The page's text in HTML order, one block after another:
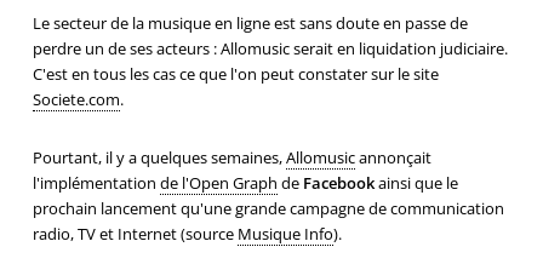
Le secteur de la musique en ligne est sans doute en passe de
perdre un de ses acteurs : Allomusic serait en liquidation judiciaire.
C'est en tous les cas ce que l'on peut constater sur le site
Societe.com.
Pourtant, il y a quelques semaines,Allomusicannonçait
l'implémentation de l'Open Graph de Facebookainsi que le
prochain lancement qu'une grande campagne de communication
radio, TV et Internet (source Musique Info).